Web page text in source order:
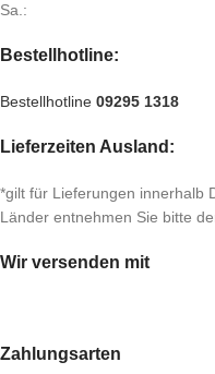
Sa.:
Bestellhotline:
Bestellhotline 09295 1318
Lieferzeiten Ausland:
*gilt für Lieferungen innerhalb
Länder entnehmen Sie bitte
Wir versenden mit
Zahlungsarten